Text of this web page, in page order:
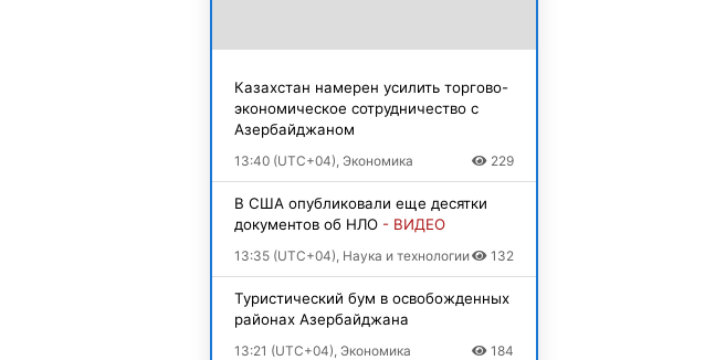
Казахстан намерен усилить торгово-
экономическое сотрудничество с
Азербайджаном
13:40 (UTC+04), Экономика 229
В США опубликовали еще десятки
документов об НЛО - ВИДЕО
13:35 (UTC+04), Наука и технологии 132
Туристический бум в освобожденных
районах Азербайджана
13:21 (UTC+04), Экономика 184